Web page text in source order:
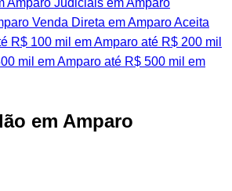
Amparo Judiciais em Amparo
Venda Direta em AmparoAceita
R$ 100 mil em Amparo até R$ 200 mil
mil em Amparo até R$ 500 mil em
em Amparo